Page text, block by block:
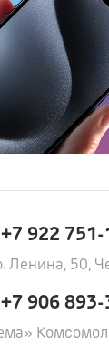
+7 922
Ленина, 50,
+7 906